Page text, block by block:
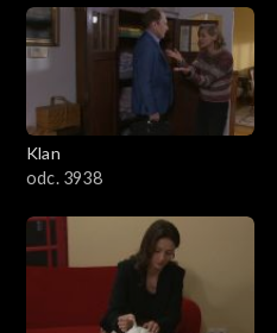
Klan
odc. 3938